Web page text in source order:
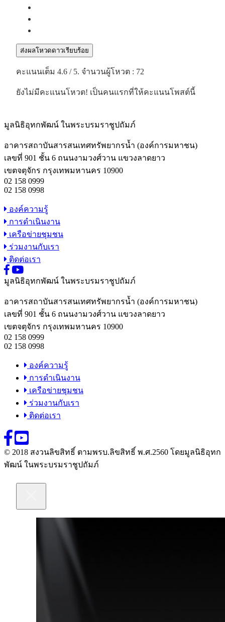
ส่งผลโหวดดาวเรียบร้อย
คะแนนเต็ม 4.6 / 5. จำนวนผู้โหวต : 72
ยังไม่มีคะแนนโหวต! เป็นคนแรกที่ให้คะแนนโพสต์นี้
มูลนิธิอุทกพัฒน์ ในพระบรมราชูปถัมภ์
อาคารสถาบันสารสนเทศทรัพยากรน้ำ (องค์การมหาชน)
เลขที่ 901 ชั้น 6 ถนนงามวงศ์วาน แขวงลาดยาว
เขตจตุจักร กรุงเทพมหานคร 10900
02 158 0999
02 158 0998
องค์ความรู้
การดำเนินงาน
เครือข่ายชุมชน
ร่วมงานกับเรา
ติดต่อเรา
มูลนิธิอุทกพัฒน์ ในพระบรมราชูปถัมภ์
อาคารสถาบันสารสนเทศทรัพยากรน้ำ (องค์การมหาชน)
เลขที่ 901 ชั้น 6 ถนนงามวงศ์วาน แขวงลาดยาว
เขตจตุจักร กรุงเทพมหานคร 10900
02 158 0999
02 158 0998
องค์ความรู้
การดำเนินงาน
เครือข่ายชุมชน
ร่วมงานกับเรา
ติดต่อเรา
© 2018 สงวนลิขสิทธิ์ ตามพรบ.ลิขสิทธิ์ พ.ศ.2560 โดยมูลนิธิอุทก
พัฒน์ ในพระบรมราชูปถัมภ์